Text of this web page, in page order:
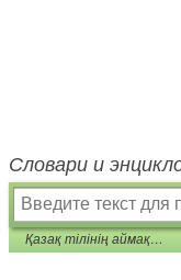
Словари и
Қазақ тілінің аймақтық сөздігі